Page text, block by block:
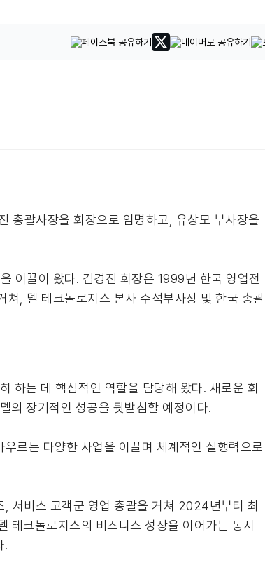
총괄사장을 회장으로 임명하고, 유상모 부사장을
이끌어 왔다. 김경진 회장은 1999년 한국 영업전
, 델 테크놀로지스 본사 수석부사장 및 한국 총괄
하는 데 핵심적인 역할을 담당해 왔다. 새로운 회
의 장기적인 성공을 뒷받침할 예정이다.
르는 다양한 사업을 이끌며 체계적인 실행력으로
서비스 고객군 영업 총괄을 거쳐 2024년부터 최
크놀로지스의 비즈니스 성장을 이어가는 동시
.